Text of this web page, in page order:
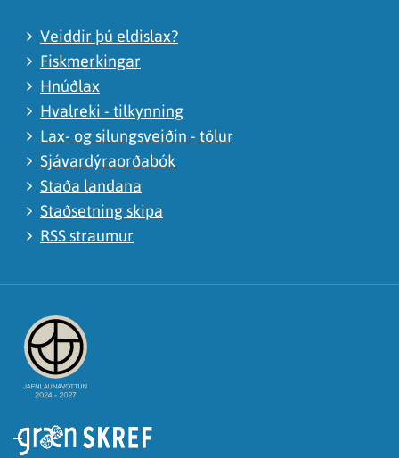
Veiddir þú eldislax?
Fiskmerkingar
Hnúðlax
Hvalreki - tilkynning
Lax- og silungsveiðin - tölur
Sjávardýraorðabók
Staða landana
Staðsetning skipa
RSS straumur